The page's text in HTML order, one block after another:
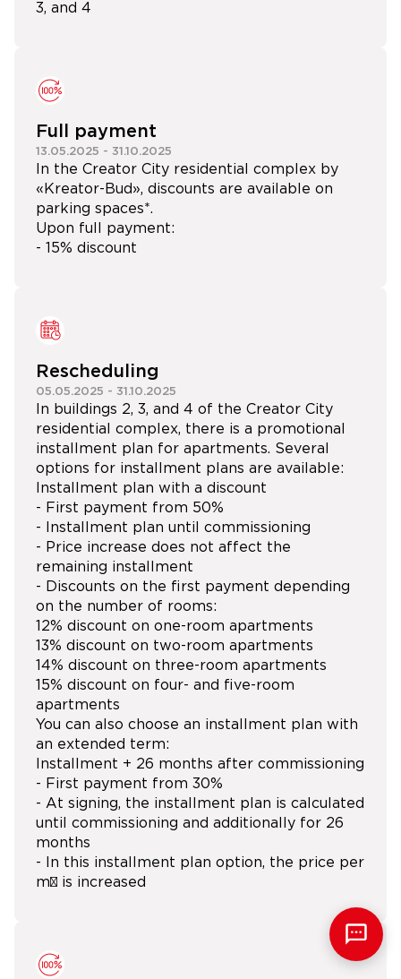
3, and 4
Full payment
13.05.2025 - 31.10.2025
In the Creator City residential complex by
«Kreator-Bud», discounts are available on
parking spaces*.
Upon full payment:
- 15% discount
Rescheduling
05.05.2025 - 31.10.2025
In buildings 2, 3, and 4 of the Creator City
residential complex, there is a promotional
installment plan for apartments. Several
options for installment plans are available:
Installment plan with a discount
- First payment from 50%
- Installment plan until commissioning
- Price increase does not affect the
remaining installment
- Discounts on the first payment depending
on the number of rooms:
12% discount on one-room apartments
13% discount on two-room apartments
14% discount on three-room apartments
15% discount on four- and five-room
apartments
You can also choose an installment plan with
an extended term:
Installment + 26 months after commissioning
- First payment from 30%
- At signing, the installment plan is calculated
until commissioning and additionally for 26
months
- In this installment plan option, the price per
m² is increased